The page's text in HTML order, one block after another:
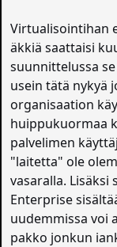
Virtualisointihan
äkkiä saattaisi
suunnittelussa
usein tätä nykyä
organisaation
huippukuormaa
palvelimen
"laitetta" ole
vasaralla. Lisäksi
Enterprise
uudemmissa voi
pakko jonkun